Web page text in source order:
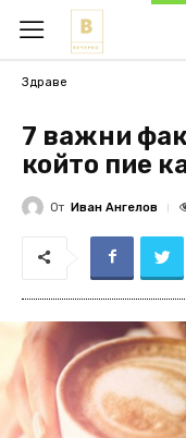
Здраве
7 важни
който пие
От Иван Ангелов